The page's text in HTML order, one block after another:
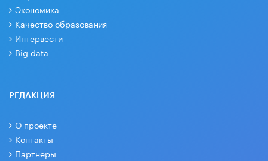
Экономика
Качество образования
Интервести
Big data
РЕДАКЦИЯ
О проекте
Контакты
Партнеры